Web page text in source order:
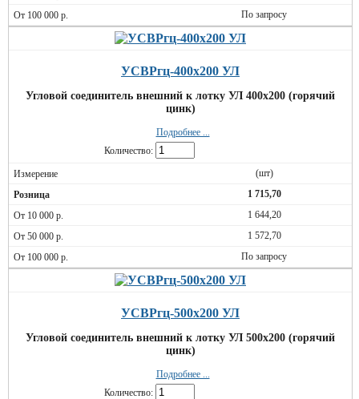
По запросу
УСВРгц-400х200 УЛ
Угловой соединитель внешний к лотку УЛ 400х200 (горячий
цинк)
Подробнее ...
Количество:
(шт)
1 715,70
1 644,20
1 572,70
По запросу
УСВРгц-500х200 УЛ
Угловой соединитель внешний к лотку УЛ 500х200 (горячий
цинк)
Подробнее ...
Количество: